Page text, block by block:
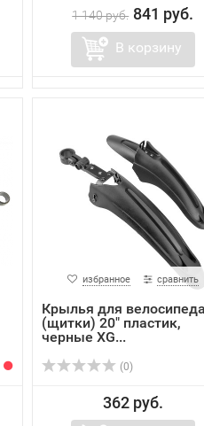
1 140 руб. 841 руб.
В корзину
избранное сравнить
Крылья для
(щитки) 20" пластик,
черные XG...
(0)
362 руб.